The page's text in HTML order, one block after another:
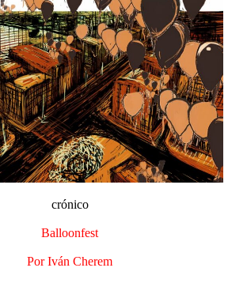
crónico
Balloonfest
Por Iván Cherem